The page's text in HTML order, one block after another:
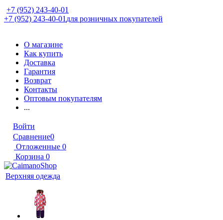
+7 (952) 243-40-01
+7 (952) 243-40-01 для розничных покупателей
О магазине
Как купить
Доставка
Гарантия
Возврат
Контакты
Оптовым покупателям
...
Войти
Сравнение0
Отложенные 0
Корзина 0
Верхняя одежда